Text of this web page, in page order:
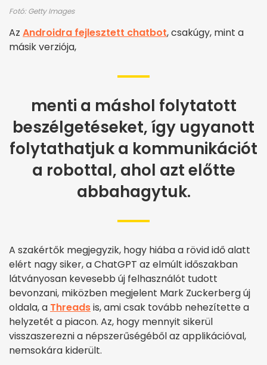
Fotó: Getty Images
Az Androidra fejlesztett chatbot, csakúgy, mint a
másik verziója,
menti a máshol folytatott
beszélgetéseket, így ugyanott
folytathatjuk a kommunikációt
a robottal, ahol azt előtte
abbahagytuk.
A szakértők megjegyzik, hogy hiába a rövid idő alatt
elért nagy siker, a ChatGPT az elmúlt időszakban
látványosan kevesebb új felhasználót tudott
bevonzani, miközben megjelent Mark Zuckerberg új
oldala, a Threadsis, ami csak tovább nehezítette a
helyzetét a piacon. Az, hogy mennyit sikerül
visszaszerezni a népszerűségéből az applikációval,
nemsokára kiderült.